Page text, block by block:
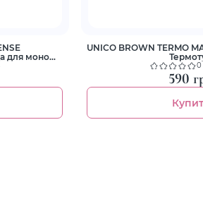
для моно
UNICO BROWN TERMO
0
590